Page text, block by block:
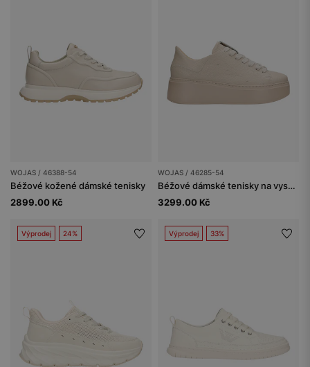
WOJAS / 46388-54
Béžové kožené dámské tenisky
2899.00 Kč
WOJAS / 46285-54
Béžové dámské tenisky na vysoké podrážce
3299.00 Kč
Výprodej 24% Výprodej 33%